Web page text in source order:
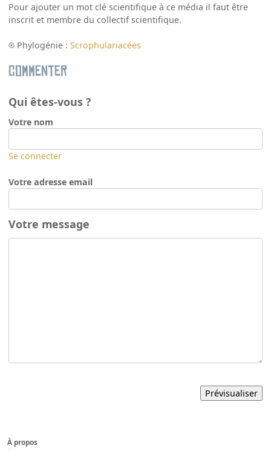
Pour ajouter un mot clé scientifique à ce média il faut être
inscrit et membre du collectif scientifique.
Phylogénie :Scrophulariacées
Commenter
Qui êtes-vous ?
Votre nom
Se connecter
Votre adresse email
Votre message
À propos